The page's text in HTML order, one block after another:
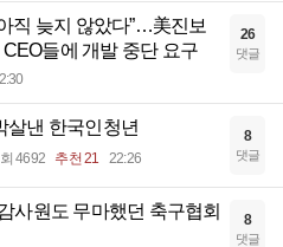
직 늦지 않았다”…美진보
들에 개발 중단 요구
26
댓글
살낸 한국인청년
4692 추천 21 22:26
8
댓글
사원도 무마했던 축구협회
8
댓글